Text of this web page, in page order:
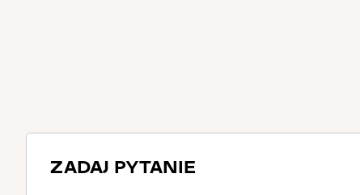
ZADAJ PYTANIE